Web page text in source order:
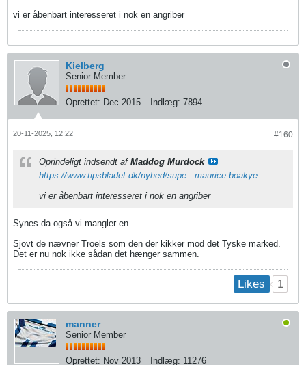
vi er åbenbart interesseret i nok en angriber
Kielberg
Senior Member
Oprettet: Dec 2015 Indlæg: 7894
#160
20-11-2025, 12:22
Oprindeligt indsendt af Maddog Murdock
https://www.tipsbladet.dk/nyhed/supe...maurice-boakye
vi er åbenbart interesseret i nok en angriber
Synes da også vi mangler en.
Sjovt de nævner Troels som den der kikker mod det Tyske marked.
Det er nu nok ikke sådan det hænger sammen.
Likes 1
manner
Senior Member
Oprettet: Nov 2013 Indlæg: 11276